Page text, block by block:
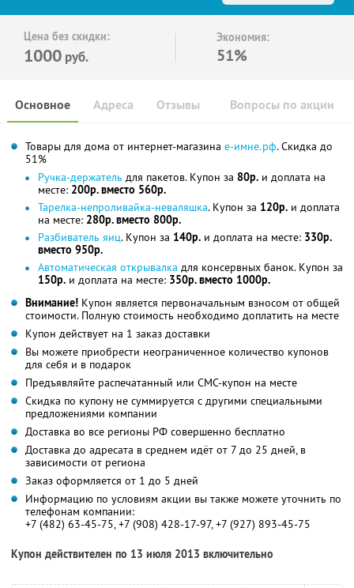
Цена без скидки:
1000 руб.
Экономия:
51%
Основное Отзывы Вопросы по акции
Адреса
Товары для дома от интернет-магазина е-имне.рф. Скидка до
51%
Ручка-держатель для пакетов. Купон за 80р. и доплата на
месте: 200р. вместо 560р.
Тарелка-непроливайка-неваляшка. Купон за 120р. и доплата
на месте: 280р. вместо 800р.
Разбиватель яиц. Купон за 140р. и доплата на месте: 330р.
вместо 950р.
Автоматическая открывалка для консервных банок. Купон за
150р. и доплата на месте: 350р. вместо 1000р.
Внимание! Купон является первоначальным взносом от общей
стоимости. Полную стоимость необходимо доплатить на месте
Купон действует на 1 заказ доставки
Вы можете приобрести неограниченное количество купонов
для себя и в подарок
Предъявляйте распечатанный или СМС-купон на месте
Скидка по купону не суммируется с другими специальными
предложениями компании
Доставка во все регионы РФ совершенно бесплатно
Доставка до адресата в среднем идёт от 7 до 25 дней, в
зависимости от региона
Заказ оформляется от 1 до 5 дней
Информацию по условиям акции вы также можете уточнить по
телефонам компании:
+7 (482) 63-45-75, +7 (908) 428-17-97, +7 (927) 893-45-75
Купон действителен по 13 июля 2013 включительно